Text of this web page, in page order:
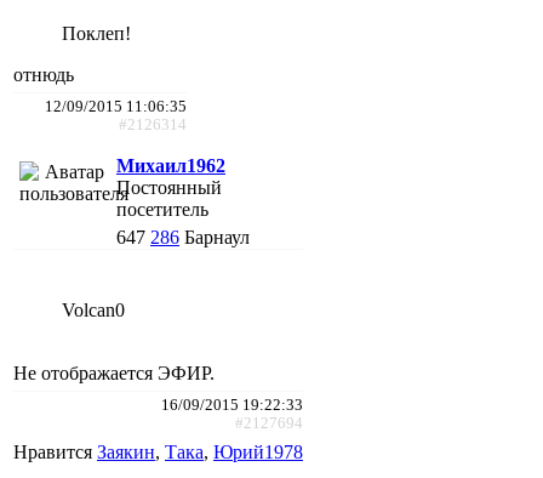
Поклеп!
отнюдь
12/09/2015 11:06:35
#2126314
Михаил1962
Постоянный
посетитель
647 286 Барнаул
Volcan0
Не отображается ЭФИР.
16/09/2015 19:22:33
#2127694
Нравится Заякин, Така, Юрий1978